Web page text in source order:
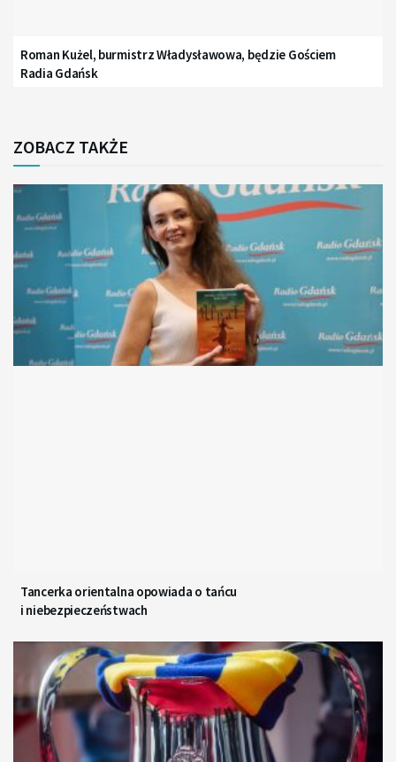
Roman Kużel, burmistrz Władysławowa, będzie Gościem
Radia Gdańsk
ZOBACZ TAKŻE
Tancerka orientalna opowiada o tańcu
i niebezpieczeństwach